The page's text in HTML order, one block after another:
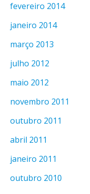
fevereiro 2014
janeiro 2014
março 2013
julho 2012
maio 2012
novembro 2011
outubro 2011
abril 2011
janeiro 2011
outubro 2010